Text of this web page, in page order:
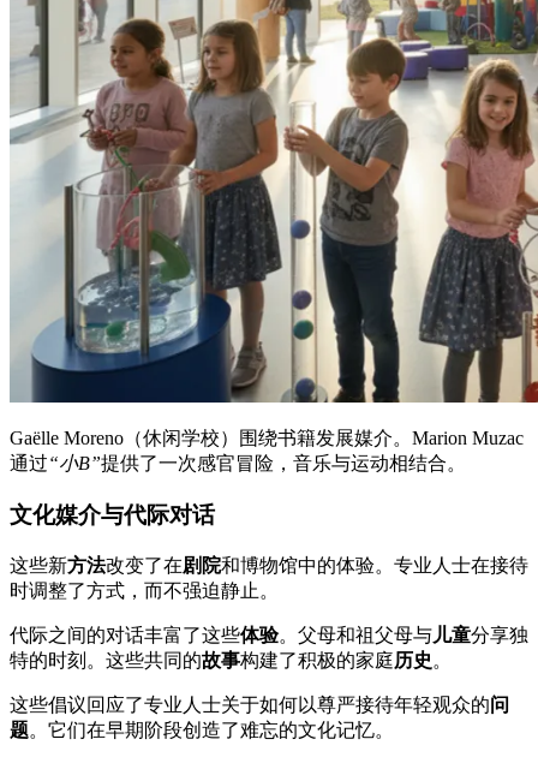
Gaëlle Moreno（休闲学校）围绕书籍发展媒介。Marion Muzac
通过“小B”提供了一次感官冒险，音乐与运动相结合。
文化媒介与代际对话
这些新方法改变了在剧院和博物馆中的体验。专业人士在接待
时调整了方式，而不强迫静止。
代际之间的对话丰富了这些体验。父母和祖父母与儿童分享独
特的时刻。这些共同的故事构建了积极的家庭历史 。
这些倡议回应了专业人士关于如何以尊严接待年轻观众的问
题。它们在早期阶段创造了难忘的文化记忆。